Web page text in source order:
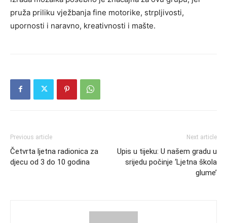
pruža priliku vježbanja fine motorike, strpljivosti,
upornosti i naravno, kreativnosti i mašte.
Previous article
Četvrta ljetna radionica za
djecu od 3 do 10 godina
Next article
Upis u tijeku: U našem gradu u
srijedu počinje ‘Ljetna škola
glume’